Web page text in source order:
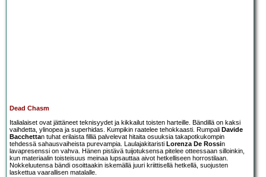
Dead Chasm
Italialaiset ovat jättäneet teknisyydet ja kikkailut toisten harteille. Bändillä on kaksi
vaihdetta, ylinopea ja superhidas. Kumpikin raatelee tehokkaasti. Rumpali Davide
Bacchettan tuhat erilaista filliä palvelevat hitaita osuuksia takapotkukompin
tehdessä sahausvaiheista purevampia. Laulajakitaristi Lorenza De Rossin
lavapresenssi on vahva. Hänen pistävä tuijotuksensa pitelee otteessaan silloinkin,
kun materiaalin toisteisuus meinaa lupsauttaa aivot hetkelliseen horrostilaan.
Nokkeluutensa bändi osoittaakin iskemällä juuri kriittisellä hetkellä, suojusten
laskettua vaarallisen matalalle.